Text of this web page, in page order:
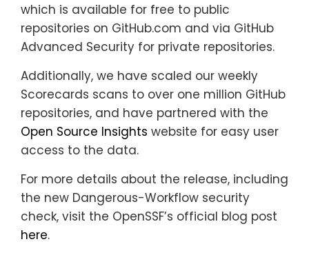
which is available for free to public
repositories on GitHub.com and via GitHub
Advanced Security for private repositories.
Additionally, we have scaled our weekly
Scorecards scans to over one million GitHub
repositories, and have partnered with the
Open Source Insights website for easy user
access to the data.
For more details about the release, including
the new Dangerous-Workflow security
check, visit the OpenSSF’s official blog post
here.